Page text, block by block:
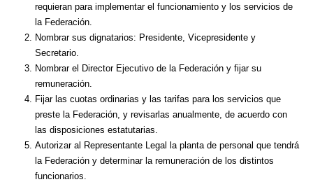
requieran para implementar el funcionamiento y los servicios de
la Federación.
Nombrar sus dignatarios: Presidente, Vicepresidente y
Secretario.
Nombrar el Director Ejecutivo de la Federación y fijar su
remuneración.
Fijar las cuotas ordinarias y las tarifas para los servicios que
preste la Federación, y revisarlas anualmente, de acuerdo con
las disposiciones estatutarias.
Autorizar al Representante Legal la planta de personal que tendrá
la Federación y determinar la remuneración de los distintos
funcionarios.